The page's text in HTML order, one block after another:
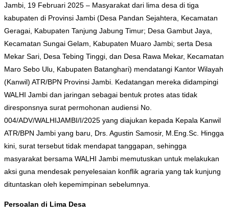
Jambi, 19 Februari 2025 – Masyarakat dari lima desa di tiga
kabupaten di Provinsi Jambi (Desa Pandan Sejahtera, Kecamatan
Geragai, Kabupaten Tanjung Jabung Timur; Desa Gambut Jaya,
Kecamatan Sungai Gelam, Kabupaten Muaro Jambi; serta Desa
Mekar Sari, Desa Tebing Tinggi, dan Desa Rawa Mekar, Kecamatan
Maro Sebo Ulu, Kabupaten Batanghari) mendatangi Kantor Wilayah
(Kanwil) ATR/BPN Provinsi Jambi. Kedatangan mereka didampingi
WALHI Jambi dan jaringan sebagai bentuk protes atas tidak
diresponsnya surat permohonan audiensi No.
004/ADV/WALHIJAMBI/I/2025 yang diajukan kepada Kepala Kanwil
ATR/BPN Jambi yang baru, Drs. Agustin Samosir, M.Eng.Sc. Hingga
kini, surat tersebut tidak mendapat tanggapan, sehingga
masyarakat bersama WALHI Jambi memutuskan untuk melakukan
aksi guna mendesak penyelesaian konflik agraria yang tak kunjung
dituntaskan oleh kepemimpinan sebelumnya.
Persoalan di Lima Desa